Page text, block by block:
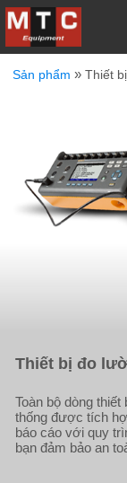
Chúng
Email*
Sản phẩm
Sản phẩm » Thiết
Thiết bị đo
Toàn bộ dòng
thống được tích
báo cáo với quy
bạn đảm bảo an